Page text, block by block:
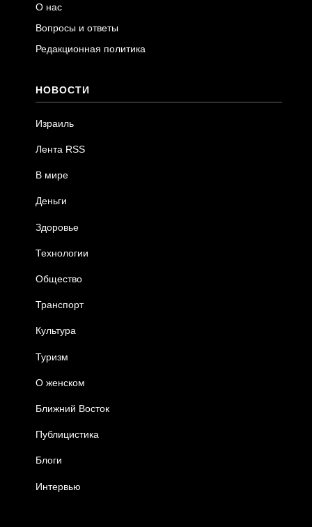
О нас
Вопросы и ответы
Редакционная политика
НОВОСТИ
Израиль
Лента RSS
В мире
Деньги
Здоровье
Технологии
Общество
Транспорт
Культура
Туризм
О женском
Ближний Восток
Публицистика
Блоги
Интервью